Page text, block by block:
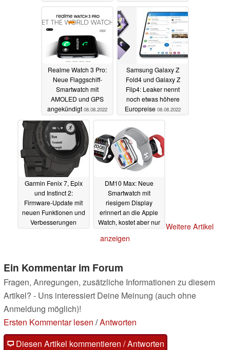
Realme Watch 3 Pro:
Neue Flaggschiff-
Smartwatch mit
AMOLED und GPS
angekündigt 08.08.2022
Samsung Galaxy Z
Fold4 und Galaxy Z
Flip4: Leaker nennt
noch etwas höhere
Europreise 08.08.2022
Garmin Fenix 7, Epix
und Instinct 2:
Firmware-Update mit
neuen Funktionen und
Verbesserungen
DM10 Max: Neue
Smartwatch mit
riesigem Display
erinnert an die Apple
Watch, kostet aber nur
07.08.2022
Weitere Artikel
anzeigen
Ein Kommentar im Forum
Fragen, Anregungen, zusätzliche Informationen zu diesem
Artikel? - Uns interessiert Deine Meinung (auch ohne
Anmeldung möglich)!
Ersten Kommentar lesen /Antworten
Diesen Artikel kommentieren / Antworten